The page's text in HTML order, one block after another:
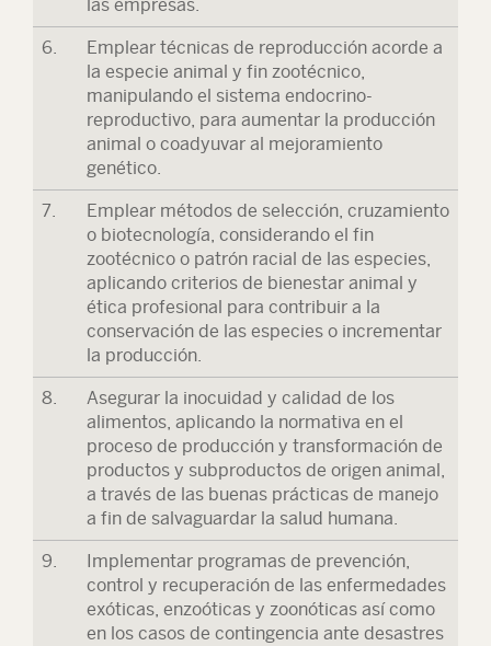
las empresas.
6.
Emplear técnicas de reproducción acorde a
la especie animal y fin zootécnico,
manipulando el sistema endocrino-
reproductivo, para aumentar la producción
animal o coadyuvar al mejoramiento
genético.
7.
Emplear métodos de selección, cruzamiento
o biotecnología, considerando el fin
zootécnico o patrón racial de las especies,
aplicando criterios de bienestar animal y
ética profesional para contribuir a la
conservación de las especies o incrementar
la producción.
8.
Asegurar la inocuidad y calidad de los
alimentos, aplicando la normativa en el
proceso de producción y transformación de
productos y subproductos de origen animal,
a través de las buenas prácticas de manejo
a fin de salvaguardar la salud humana.
9.
Implementar programas de prevención,
control y recuperación de las enfermedades
exóticas, enzoóticas y zoonóticas así como
en los casos de contingencia ante desastres